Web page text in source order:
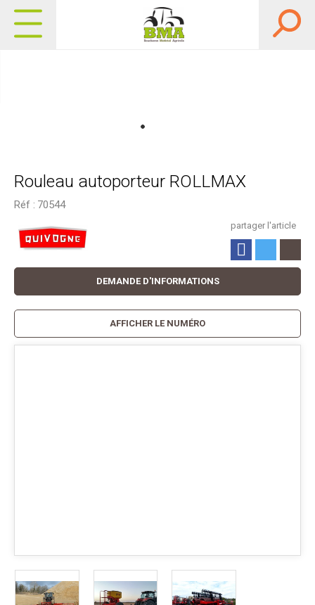
Rouleau autoporteur ROLLMAX
Réf : 70544
partager l'article
DEMANDE D'INFORMATIONS
AFFICHER LE NUMÉRO